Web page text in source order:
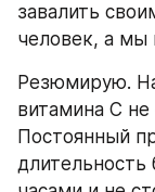
завалить
человек, а мы
Резюмирую.
витамина C
Постоянный